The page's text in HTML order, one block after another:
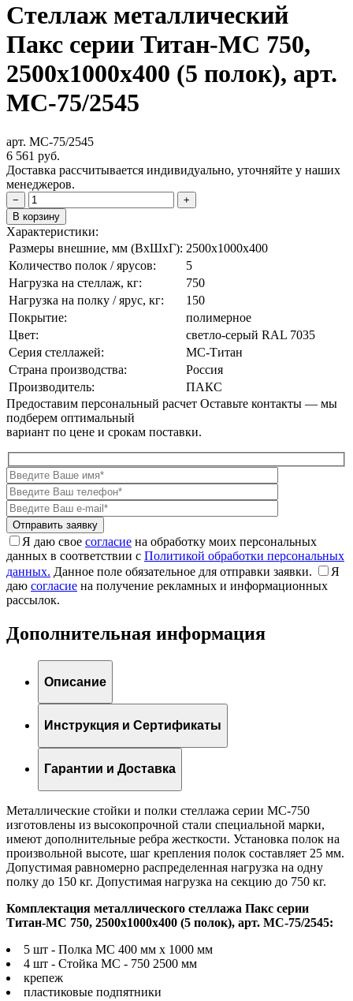
Стеллаж металлический
Пакс серии Титан-МС 750,
2500x1000x400 (5 полок), арт.
МС-75/2545
арт. МС-75/2545
6 561 руб.
Доставка рассчитывается индивидуально, уточняйте у наших
менеджеров.
−
+
В корзину
Характеристики:
Размеры внешние, мм (ВxШxГ): 2500x1000x400
Количество полок / ярусов:
5
Нагрузка на стеллаж, кг:
750
Нагрузка на полку / ярус, кг:
150
Покрытие:
полимерное
Цвет:
cветло-серый RAL 7035
Серия стеллажей:
МС-Титан
Страна производства:
Россия
Производитель:
ПАКС
Предоставим персональный расчет Оставьте контакты — мы
подберем оптимальный
вариант по цене и срокам поставки.
Я даю свое согласие на обработку моих персональных
данных в соответствии с Политикой обработки персональных
данных. Данное поле обязательное для отправки заявки.
Я
даю согласие на получение рекламных и информационных
рассылок.
Дополнительная информация
Описание
Инструкция и Сертификаты
Гарантии и Доставка
Металлические стойки и полки стеллажа серии МС-750
изготовлены из высокопрочной стали специальной марки,
имеют дополнительные ребра жесткости. Установка полок на
произвольной высоте, шаг крепления полок составляет 25 мм.
Допустимая равномерно распределенная нагрузка на одну
полку до 150 кг. Допустимая нагрузка на секцию до 750 кг.
Комплектация металлического стеллажа Пакс серии
Титан-МС 750, 2500x1000x400 (5 полок), арт. МС-75/2545:
5 шт - Полка МС 400 мм х 1000 мм
4 шт - Стойка МС - 750 2500 мм
крепеж
пластиковые подпятники